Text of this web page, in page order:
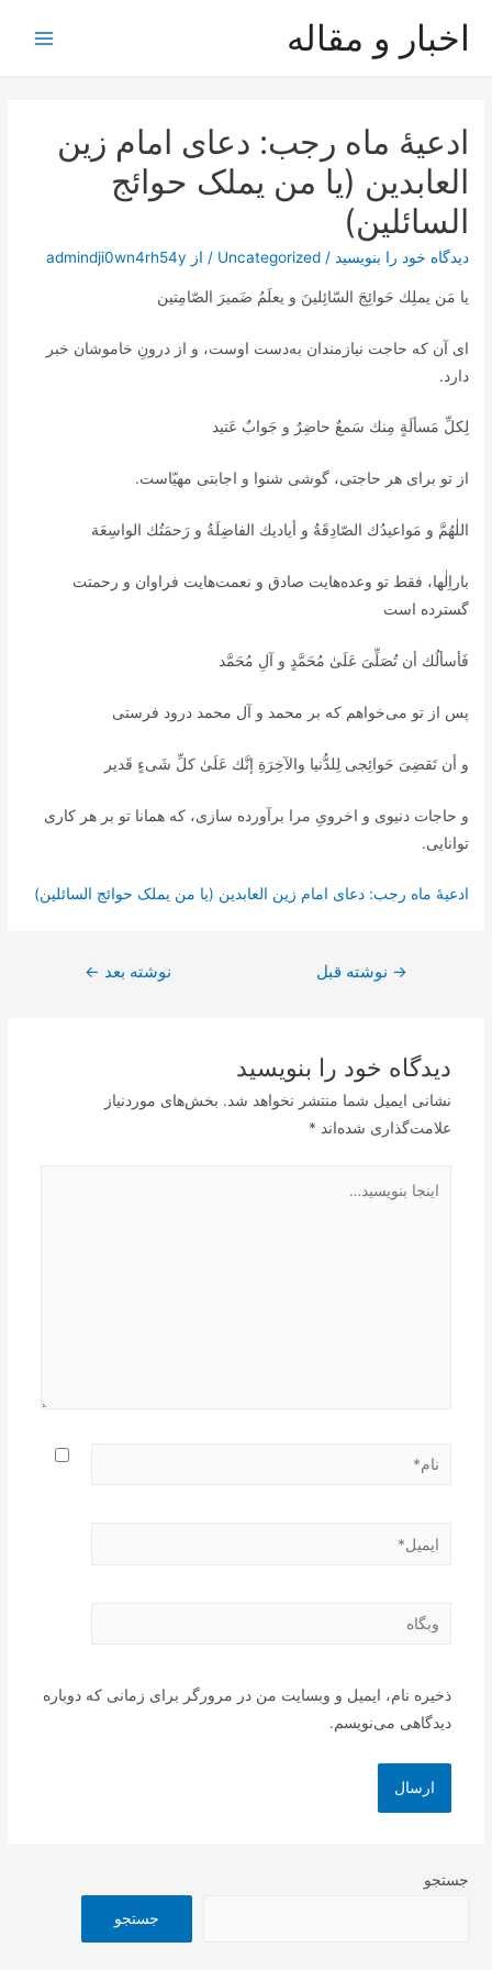
اخبار و مقاله
ادعیۀ ماه رجب: دعای امام زین
العابدین (یا من یملک حوائج
السائلین)
دیدگاه‌ خود را بنویسید /
Uncategorized / از admindji0wn4rh54y
يا مَن يملِك حَوائِجَ السّائِلينَ و يعلَمُ ضَميرَ الصّامِتين
ای آن که حاجت نیازمندان به‌دست اوست، و از درونِ خاموشان خبر
دارد.
لِكلِّ مَسألَةٍ مِنك سَمعٌ حاضِرٌ و جَوابٌ عَتيد
از تو برای هر حاجتی، گوشی شنوا و اجابتی مهیّاست.
اللٰهُمَّ و مَواعيدُك الصّادِقَةُ و أياديك الفاضِلَةُ و رَحمَتُك الواسِعَة
باراِلٰها، فقط تو وعده‌هایت صادق‌ و نعمت‌هایت فراوان و رحمتت
گسترده است
فَأسألُك أن تُصَلِّىَ عَلَىٰ مُحَمَّدٍ و آلِ مُحَمَّد
پس از تو می‌خواهم که بر محمد و آل محمد درود فرستی
و أن تَقضِىَ حَوائِجى لِلدُّنيا والآخِرَةِ إنَّك عَلَىٰ كلِّ شَىءٍ قَدير
و حاجات دنیوی و اخرویِ مرا برآورده سازی، که همانا تو بر هر کاری
توانایی.
ادعیۀ ماه رجب: دعای امام زین العابدین (یا من یملک حوائج السائلین)
راهبری→ نوشته قبل نوشته بعد ←
دیدگاه‌ خود را بنویسید
نشانی ایمیل شما منتشر نخواهد شد. بخش‌های موردنیاز
علامت‌گذاری شده‌اند *
بنویسید…
نام*
ایمیل*
وبگاه
ذخیره نام، ایمیل و وبسایت من در مرورگر برای زمانی که دوباره
دیدگاهی می‌نویسم.
جستجو
جستجو